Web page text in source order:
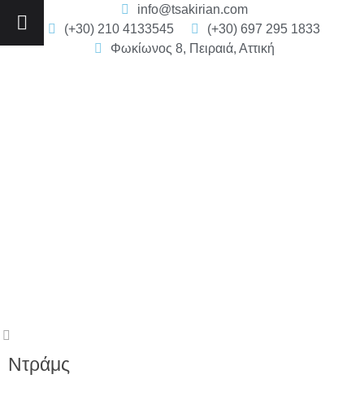
info@tsakirian.com
(+30) 210 4133545
(+30) 697 295 1833
Φωκίωνος 8, Πειραιά, Αττική
Ντράμς